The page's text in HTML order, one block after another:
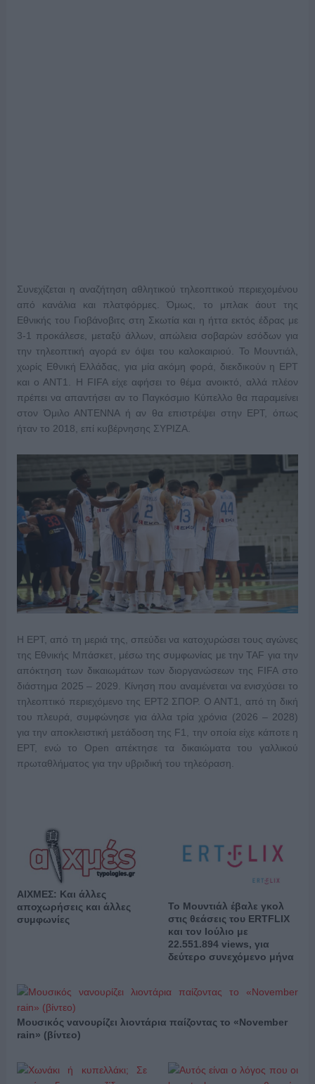
Συνεχίζεται η αναζήτηση αθλητικού τηλεοπτικού περιεχομένου
από κανάλια και πλατφόρμες. Όμως, το μπλακ άουτ της
Εθνικής του Γιοβάνοβιτς στη Σκωτία και η ήττα εκτός έδρας με
3-1 προκάλεσε, μεταξύ άλλων, απώλεια σοβαρών εσόδων για
την τηλεοπτική αγορά εν όψει του καλοκαιριού. Το Μουντιάλ,
χωρίς Εθνική Ελλάδας, για μία ακόμη φορά, διεκδικούν η ΕΡΤ
και ο ΑΝΤ1. Η FIFA είχε αφήσει το θέμα ανοικτό, αλλά πλέον
πρέπει να απαντήσει αν το Παγκόσμιο Κύπελλο θα παραμείνει
στον Όμιλο ΑΝΤΕΝΝΑ ή αν θα επιστρέψει στην ΕΡΤ, όπως
ήταν το 2018, επί κυβέρνησης ΣΥΡΙΖΑ.
Η ΕΡΤ, από τη μεριά της, σπεύδει να κατοχυρώσει τους αγώνες
της Εθνικής Μπάσκετ, μέσω της συμφωνίας με την TAF για την
απόκτηση των δικαιωμάτων των διοργανώσεων της FIFA στο
διάστημα 2025 – 2029. Κίνηση που αναμένεται να ενισχύσει το
τηλεοπτικό περιεχόμενο της ΕΡΤ2 ΣΠΟΡ. Ο ΑΝΤ1, από τη δική
του πλευρά, συμφώνησε για άλλα τρία χρόνια (2026 – 2028)
για την αποκλειστική μετάδοση της F1, την οποία είχε κάποτε η
ΕΡΤ, ενώ το Open απέκτησε τα δικαιώματα του γαλλικού
πρωταθλήματος για την υβριδική του τηλεόραση.
ΑΙΧΜΕΣ: Και άλλες
αποχωρήσεις και άλλες
συμφωνίες
Το Μουντιάλ έβαλε γκολ
στις θεάσεις του ERTFLIX
και τον Ιούλιο με
22.551.894 views, για
δεύτερο συνεχόμενο μήνα
Μουσικός νανουρίζει λιοντάρια παίζοντας το «November
rain» (βίντεο)